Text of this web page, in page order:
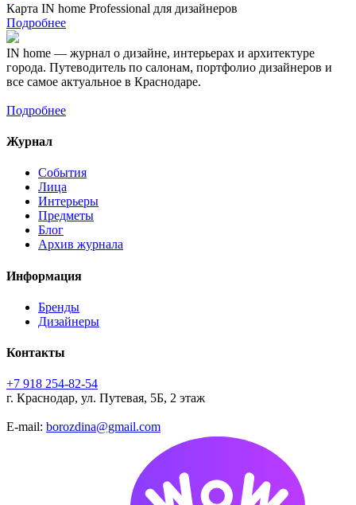
Карта IN home Professional для дизайнеров
Подробнее
IN home — журнал о дизайне, интерьерах и архитектуре
города. Путеводитель по салонам, портфолио дизайнеров и
все самое актуальное в Краснодаре.
Подробнее
Журнал
События
Лица
Интерьеры
Предметы
Блог
Архив журнала
Информация
Бренды
Дизайнеры
Контакты
+7 918 254-82-54
г. Краснодар, ул. Путевая, 5Б, 2 этаж
E-mail: borozdina@gmail.com